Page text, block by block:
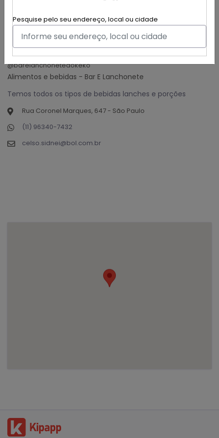
Pesquise pelo seu endereço, local ou cidade
Bar E Lanchonete Do Kéko
@barelanchonetedokeko
Alimentos e bebidas - Bar E Lanchonete
Temos todos os tipos de bebidas lanches e porções
Rua Coronel Marques, 647 - São Paulo
(11) 96340-7432
celso.sidnei@bol.com.br